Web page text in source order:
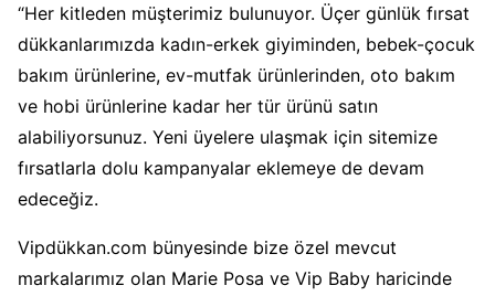
“Her kitleden müşterimiz bulunuyor. Üçer günlük fırsat
dükkanlarımızda kadın-erkek giyiminden, bebek-çocuk
bakım ürünlerine, ev-mutfak ürünlerinden, oto bakım
ve hobi ürünlerine kadar her tür ürünü satın
alabiliyorsunuz. Yeni üyelere ulaşmak için sitemize
fırsatlarla dolu kampanyalar eklemeye de devam
edeceğiz.
Vipdükkan.com bünyesinde bize özel mevcut
markalarımız olan Marie Posa ve Vip Baby haricinde